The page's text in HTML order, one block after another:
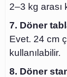
2–3 kg arası
7. Döner
Evet. 24 cm
kullanılabilir.
8. Döner